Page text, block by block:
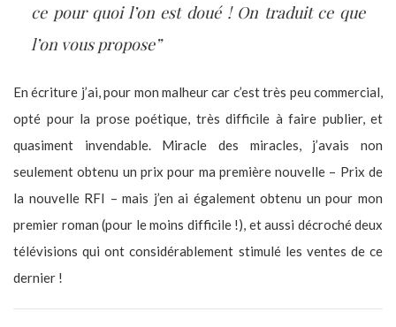
ce pour quoi l’on est doué ! On traduit ce que
l’on vous propose”
En écriture j’ai, pour mon malheur car c’est très peu commercial,
opté pour la prose poétique, très difficile à faire publier, et
quasiment invendable. Miracle des miracles, j’avais non
seulement obtenu un prix pour ma première nouvelle – Prix de
la nouvelle RFI – mais j’en ai également obtenu un pour mon
premier roman (pour le moins difficile !), et aussi décroché deux
télévisions qui ont considérablement stimulé les ventes de ce
dernier !